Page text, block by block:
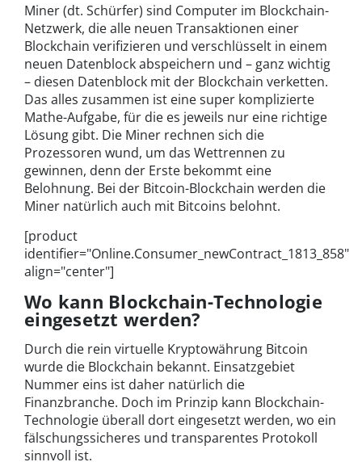
Miner (dt. Schürfer) sind Computer im Blockchain-
Netzwerk, die alle neuen Transaktionen einer
Blockchain verifizieren und verschlüsselt in einem
neuen Datenblock abspeichern und – ganz wichtig
– diesen Datenblock mit der Blockchain verketten.
Das alles zusammen ist eine super komplizierte
Mathe-Aufgabe, für die es jeweils nur eine richtige
Lösung gibt. Die Miner rechnen sich die
Prozessoren wund, um das Wettrennen zu
gewinnen, denn der Erste bekommt eine
Belohnung. Bei der Bitcoin-Blockchain werden die
Miner natürlich auch mit Bitcoins belohnt.
[product
identifier="Online.Consumer_newContract_1813_858"
align="center"]
Wo kann Blockchain-Technologie
eingesetzt werden?
Durch die rein virtuelle Kryptowährung Bitcoin
wurde die Blockchain bekannt. Einsatzgebiet
Nummer eins ist daher natürlich die
Finanzbranche. Doch im Prinzip kann Blockchain-
Technologie überall dort eingesetzt werden, wo ein
fälschungssicheres und transparentes Protokoll
sinnvoll ist.